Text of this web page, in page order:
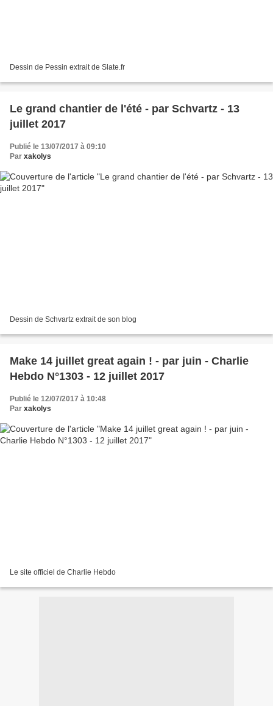
Dessin de Pessin extrait de Slate.fr
Le grand chantier de l'été - par Schvartz - 13
juillet 2017
Publié le 13/07/2017 à 09:10
Par xakolys
Dessin de Schvartz extrait de son blog
Make 14 juillet great again ! - par juin - Charlie
Hebdo N°1303 - 12 juillet 2017
Publié le 12/07/2017 à 10:48
Par xakolys
Le site officiel de Charlie Hebdo